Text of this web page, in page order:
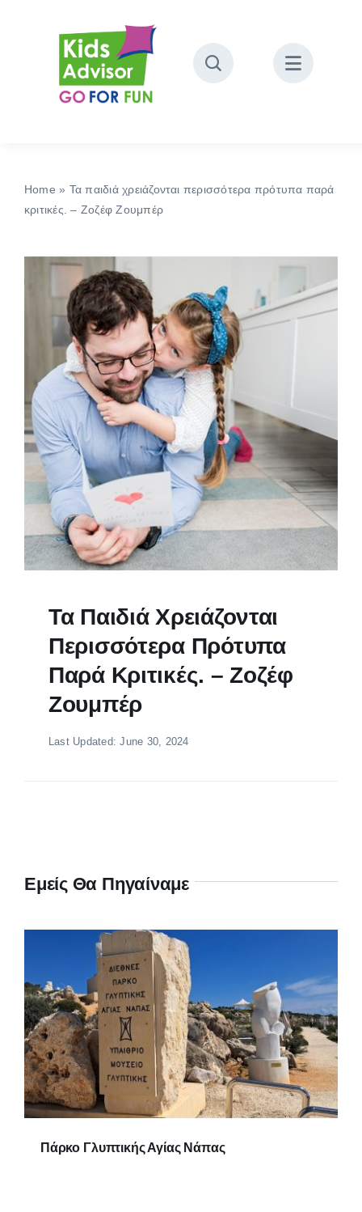
Home » Τα παιδιά χρειάζονται περισσότερα πρότυπα παρά
κριτικές. – Ζοζέφ Ζουμπέρ
Τα Παιδιά Χρειάζονται
Περισσότερα Πρότυπα
Παρά Κριτικές. – Ζοζέφ
Ζουμπέρ
Last Updated: June 30, 2024
Εμείς Θα Πηγαίναμε
Πάρκο Γλυπτικής Αγίας Νάπας